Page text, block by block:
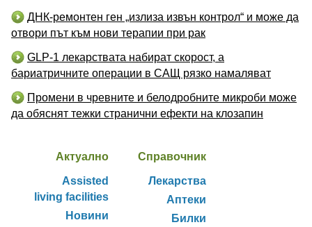
ДНК-ремонтен ген „излиза извън контрол“ и може да
отвори път към нови терапии при рак
GLP-1 лекарствата набират скорост, а
бариатричните операции в САЩ рязко намаляват
Промени в чревните и белодробните микроби може
да обяснят тежки странични ефекти на клозапин
Актуално
Assisted
living facilities
Новини
Справочник
Лекарства
Аптеки
Билки